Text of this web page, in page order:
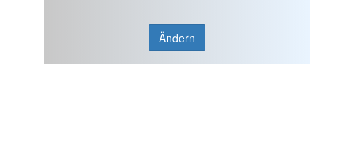
Ändern